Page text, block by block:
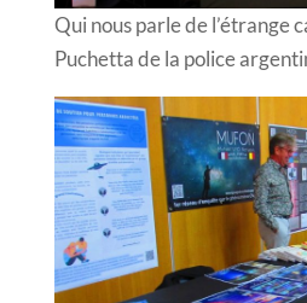
Qui nous parle de l’étrange
Puchetta de la police